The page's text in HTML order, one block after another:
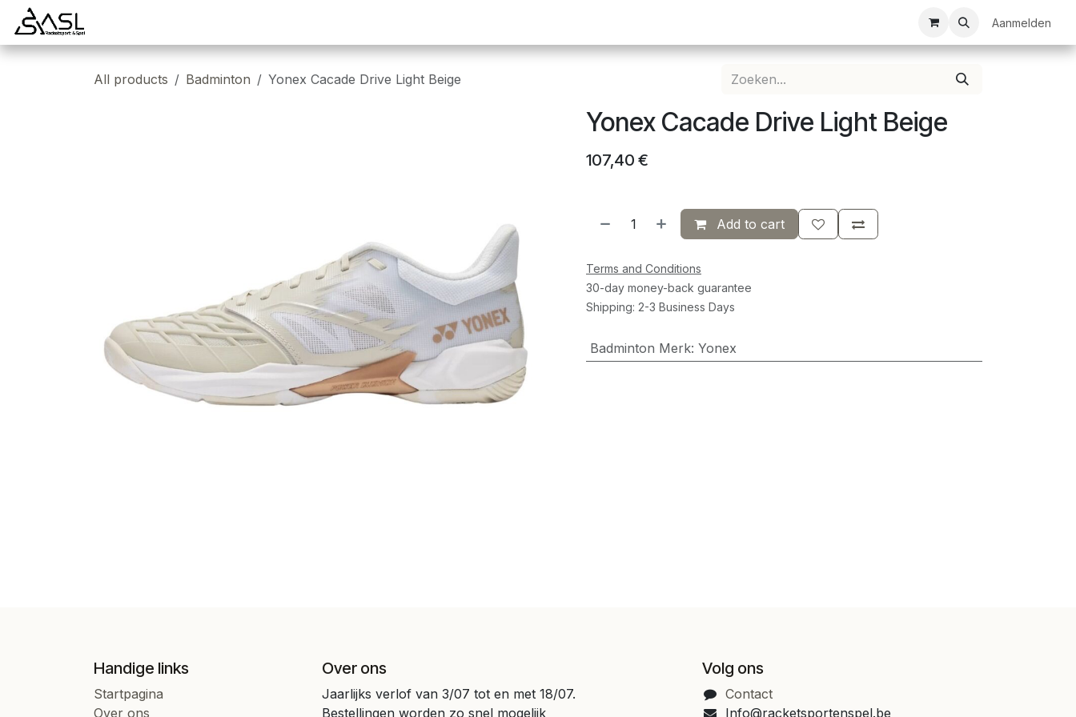
Overslaan naar inhoud
Bedrukkingen Clubkledij
Aanmelden
All products Badminton Yonex Cacade Drive Light Beige
Yonex Cacade Drive Light Beige
107,40 €
Add to cart
Terms and Conditions
30-day money-back guarantee
Shipping: 2-3 Business Days
Badminton Merk: Yonex
Handige links
Startpagina
Over ons
Over ons
Jaarlijks verlof van 3/07 tot en met 18/07.
Bestellingen worden zo snel mogelijk
Volg ons
Contact
Info@racketsportenspel.be